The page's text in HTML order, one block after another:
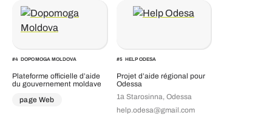
#4 DOPOMOGA MOLDOVA
Plateforme officielle d’aide
du gouvernement moldave
page Web
#5 HELP ODESA
Projet d’aide régional pour
Odessa
1а Starosinna, Odessa
help.odesa@gmail.com